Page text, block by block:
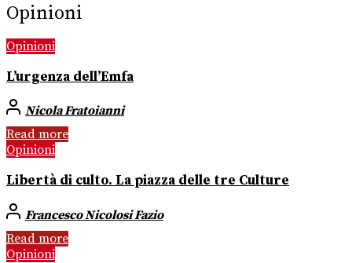
Opinioni
Opinioni
L’urgenza dell’Emfa
Nicola Fratoianni
Read more
Opinioni
Libertà di culto. La piazza delle tre Culture
Francesco Nicolosi Fazio
Read more
Opinioni